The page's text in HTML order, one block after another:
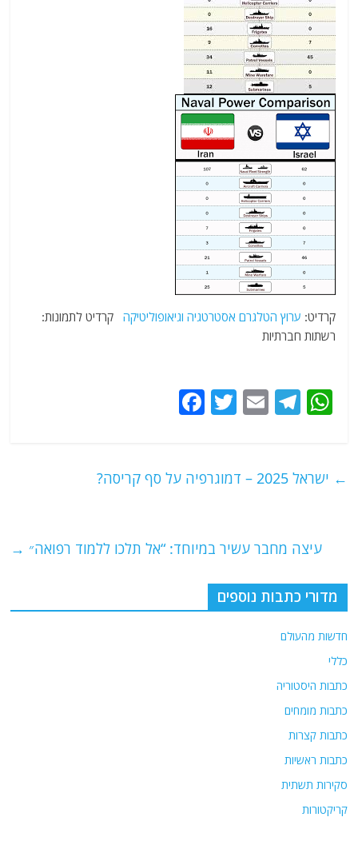
קרדיט: ערוץ הטלגרם אסטרטגיה וגיאופוליטיקה קרדיט לתמונות:
רשתות חברתיות
W
s
p
T
g
E
l
T
er
e
o
← ישראל 2025 – דמוגרפיה על סף קריסה?
עיצה מחבר עשיר במיוחד: “אל תלכו ללמוד רפואה״ →
מדורי כתבות נוספים
חדשות מהעולם
כללי
כתבות היסטוריה
כתבות מומחים
כתבות קצרות
כתבות ראשיות
סקירות תשתית
קריקטורות